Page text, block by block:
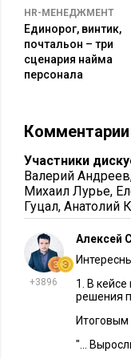
Приведу один
России. Все они
через доски
рекрутер
переводя
также
успешна. К
персонала.
время она
Этот кейс я
которую трудно
работе часто
HR-МЕНЕДЖМЕНТ
Единорог, винтик,
почтальон – три
сценария найма
персонала
Комментарии
Участники
Валерий Андреев
Михаил Лурье,
Гуцал, Анатолий
+3896
Алексей
1. В
решения
Итоговым
"...